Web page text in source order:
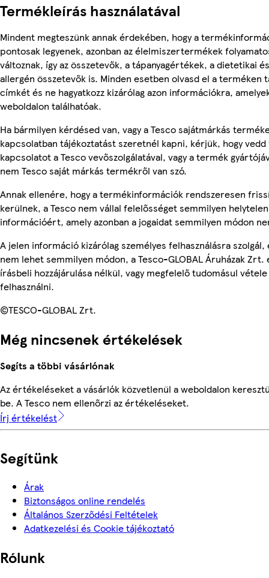
Termékleírás használatával
Mindent megteszünk annak érdekében, hogy a
pontosak legyenek, azonban az élelmiszertermékek
változnak, így az összetevők, a tápanyagértékek, a dietetikai és
allergén összetevők is. Minden esetben olvasd el a terméken
címkét és ne hagyatkozz kizárólag azon információkra,
weboldalon találhatóak.
Ha bármilyen kérdésed van, vagy a Tesco sajátmárkás
kapcsolatban tájékoztatást szeretnél kapni, kérjük, hogy vedd
kapcsolatot a Tesco vevőszolgálatával, vagy a termék
nem Tesco saját márkás termékről van szó.
Annak ellenére, hogy a termékinformációk rendszeresen
kerülnek, a Tesco nem vállal felelősséget semmilyen helytelen
információért, amely azonban a jogaidat semmilyen módon
A jelen információ kizárólag személyes felhasználásra szolgál,
nem lehet semmilyen módon, a Tesco-GLOBAL Áruházak Zrt.
írásbeli hozzájárulása nélkül, vagy megfelelő tudomásul
felhasználni.
©TESCO-GLOBAL Zrt.
Még nincsenek értékelések
Segíts a többi vásárlónak
Az értékeléseket a vásárlók közvetlenül a weboldalon
be. A Tesco nem ellenőrzi az értékeléseket.
Írj értékelést
Segítünk
Árak
Biztonságos online rendelés
Általános Szerződési Feltételek
Adatkezelési és Cookie tájékoztató
Rólunk